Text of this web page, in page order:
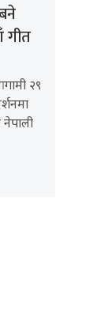
गीत
२९